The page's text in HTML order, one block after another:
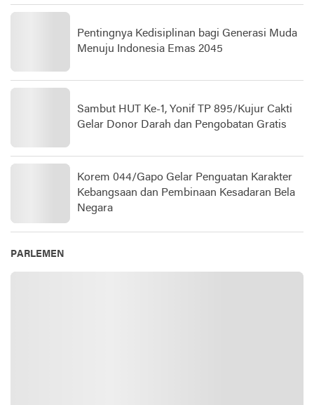
Pentingnya Kedisiplinan bagi Generasi Muda
Menuju Indonesia Emas 2045
Sambut HUT Ke-1, Yonif TP 895/Kujur Cakti
Gelar Donor Darah dan Pengobatan Gratis
Korem 044/Gapo Gelar Penguatan Karakter
Kebangsaan dan Pembinaan Kesadaran Bela
Negara
PARLEMEN